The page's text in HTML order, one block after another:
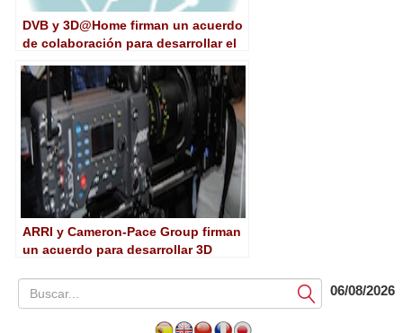
DVB y 3D@Home firman un acuerdo
de colaboración para desarrollar el
ARRI y Cameron-Pace Group firman
un acuerdo para desarrollar 3D
Submit06/08/2026